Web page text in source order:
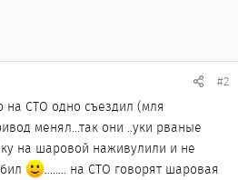
#2
СТО одно съездил (мля
менял...так они ..уки рваные
на шаровой наживулили и не
........ на СТО говорят шаровая